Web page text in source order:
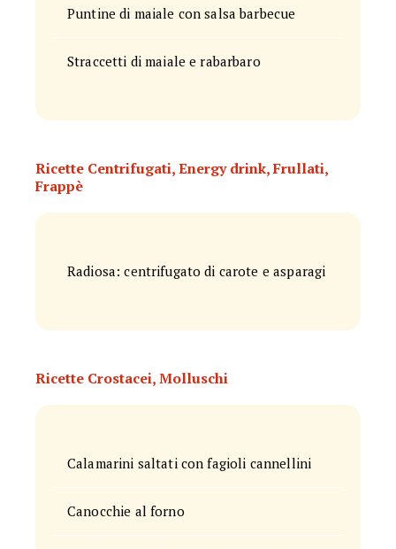
Puntine di maiale con salsa barbecue
Straccetti di maiale e rabarbaro
Ricette Centrifugati, Energy drink, Frullati,
Frappè
Radiosa: centrifugato di carote e asparagi
Ricette Crostacei, Molluschi
Calamarini saltati con fagioli cannellini
Canocchie al forno